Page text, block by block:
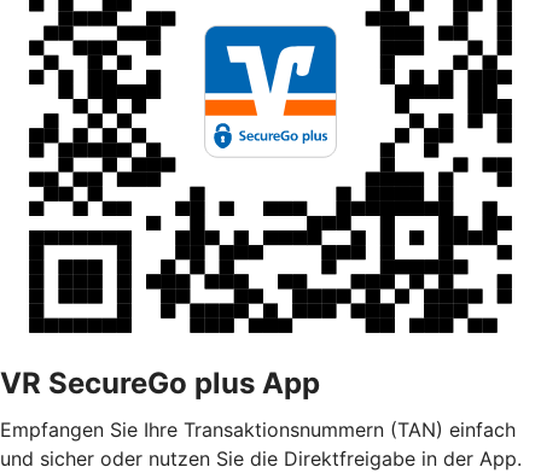
VR SecureGo plus App
Empfangen Sie Ihre Transaktionsnummern (TAN) einfach
und sicher oder nutzen Sie die Direktfreigabe in der App.